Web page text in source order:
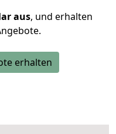
aus, und erhalten
erhalten